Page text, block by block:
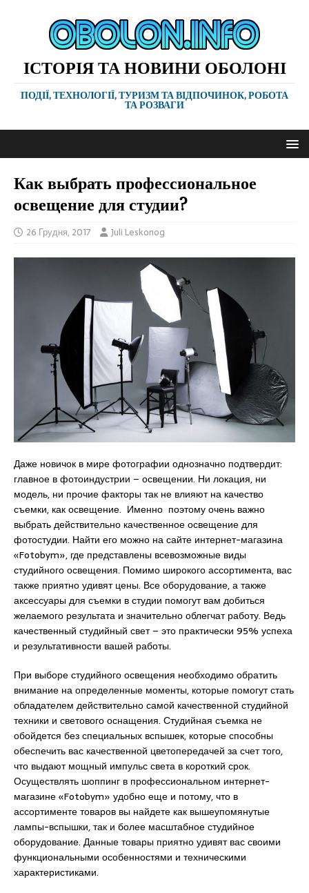
ІСТОРІЯ ТА НОВИНИ ОБОЛОНІ
ПОДІЇ, ТЕХНОЛОГІЇ, ТУРИЗМ ТА ВІДПОЧИНОК, РОБОТА
ТА РОЗВАГИ
Как выбрать профессиональное
освещение для студии?
26 Грудня, 2017 Juli Leskonog
Даже новичок в мире фотографии однозначно подтвердит:
главное в фотоиндустрии – освещении. Ни локация, ни
модель, ни прочие факторы так не влияют на качество
съемки, как освещение. Именно поэтому очень важно
выбрать действительно качественное освещение для
фотостудии. Найти его можно на сайте интернет-магазина
«Fotobym», где представлены всевозможные виды
студийного освещения. Помимо широкого ассортимента, вас
также приятно удивят цены. Все оборудование, а также
аксессуары для съемки в студии помогут вам добиться
желаемого результата и значительно облегчат работу. Ведь
качественный студийный свет – это практически 95% успеха
и результативности вашей работы.
При выборе студийного освещения необходимо обратить
внимание на определенные моменты, которые помогут стать
обладателем действительно самой качественной студийной
техники и светового оснащения. Студийная съемка не
обойдется без специальных вспышек, которые способны
обеспечить вас качественной цветопередачей за счет того,
что выдают мощный импульс света в короткий срок.
Осуществлять шоппинг в профессиональном интернет-
магазине «Fotobym» удобно еще и потому, что в
ассортименте товаров вы найдете как вышеупомянутые
лампы-вспышки, так и более масштабное студийное
оборудование. Данные товары приятно удивят вас своими
функциональными особенностями и техническими
характеристиками.